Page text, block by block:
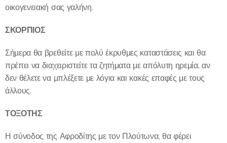
οικογενειακή σας γαλήνη.
ΣΚΟΡΠΙΟΣ
Σήμερα θα βρεθείτε με πολύ έκρυθμες καταστάσεις και θα
πρέπει να διαχειριστείτε τα ζητήματα με απόλυτη ηρεμία, αν
δεν θέλετε να μπλέξετε με λόγια και κακές επαφές με τους
άλλους.
ΤΟΞΟΤΗΣ
Η σύνοδος της Αφροδίτης με τον Πλούτωνα, θα φέρει